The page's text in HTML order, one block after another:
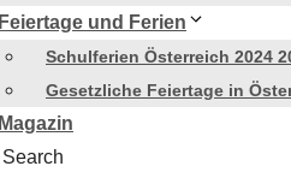
Feiertage und Ferien
Schulferien Österreich 2024
Gesetzliche Feiertage in
Magazin
Search